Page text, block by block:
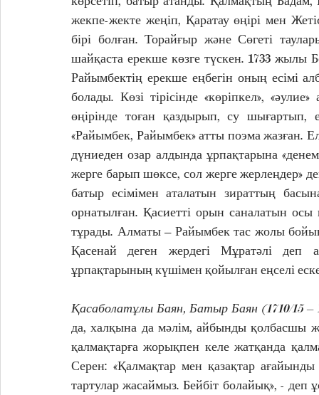
жекпе-жекте жеңіп, Қаратау өңірі мен
бірі болған. Торайғыр және Сөгеті
шайқаста ерекше көзге түскен. 1733 жылы
Райымбектің ерекше еңбегін оның есімі
болады. Көзі тірісінде «көріпкел»,
өңірінде тоған қаздырып, су
«Райымбек, Райымбек» атты поэма жазған.
дүниеден озар алдында ұрпақтарына
жерге барып шөксе, сол жерге жерлеңдер»
батыр есімімен аталатын зираттың
орнатылған. Қасиетті орын саналатын осы
тұрады. Алматы – Райымбек тас жолы
Қасенай деген жердегі Мұратәлі деп
ұрпақтарының күшімен қойылған еңселі
Қасаболатұлы Баян, Батыр Баян (1710/15 –
да, халқына да мәлім, айбынды қолбасшы
қалмақтарға жорықпен келе жатқанда
Серен: «Қалмақтар мен қазақтар
тартулар жасаймыз. Бейбіт болайық», -